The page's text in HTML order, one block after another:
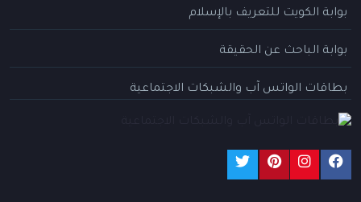
بوابة الكويت للتعريف بالإسلام
بوابة الباحث عن الحقيقة
بطاقات الواتس آب والشبكات الاجتماعية